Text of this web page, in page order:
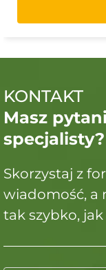
KONTAKT
Masz
Skorzystaj z
wiadomość, a
tak szybko,